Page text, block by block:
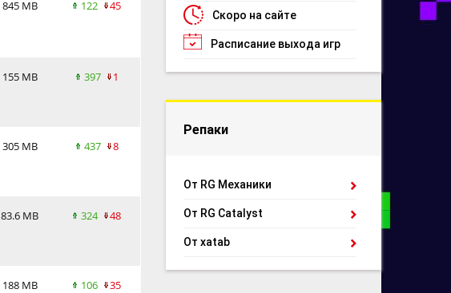
845 MB 122 45
155 MB 397 1
305 MB 437 8
83.6 MB 324 48
188 MB 106 35
Скоро на сайте
Расписание выхода игр
Репаки
От RG Механики
От RG Catalyst
От xatab